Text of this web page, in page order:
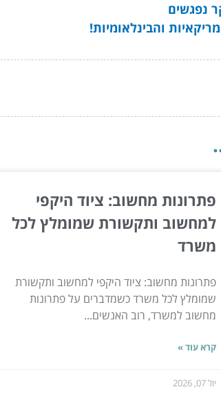
נפגשים
והבינלאומיות!
פתרונות מחשוב: ציוד היקפי
למחשוב ותקשורת שמומלץ לכל
משרד
פתרונות מחשוב: ציוד היקפי למחשוב ותקשורת
שמומלץ לכל משרד כשמדברים על פתרונות
מחשוב למשרד, רוב האנשים...
קרא עוד »
יול 07, 2026